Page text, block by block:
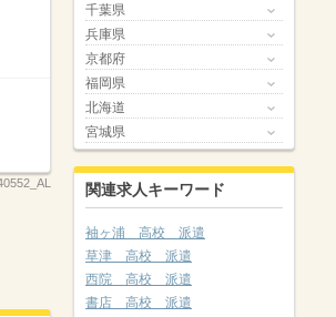
千葉県
兵庫県
京都府
福岡県
北海道
宮城県
関連求人キーワード
袖ヶ浦 高校 派遣
草津 高校 派遣
西院 高校 派遣
書店 高校 派遣